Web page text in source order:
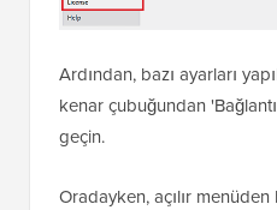
Ardından, bazı ayarları
kenar çubuğundan
geçin.
Oradayken, açılır